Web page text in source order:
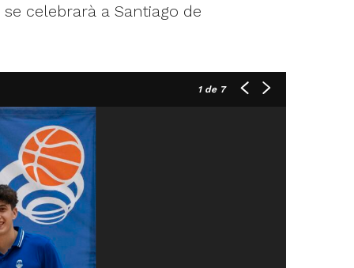
celebrarà a Santiago de
1de 7